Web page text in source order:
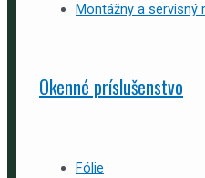
Montážny a servisný
Okenné príslušenstvo
Fólie